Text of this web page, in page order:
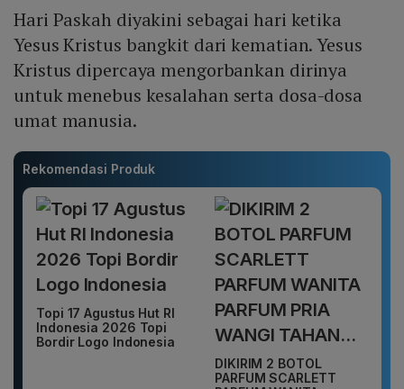
Hari Paskah diyakini sebagai hari ketika
Yesus Kristus bangkit dari kematian. Yesus
Kristus dipercaya mengorbankan dirinya
untuk menebus kesalahan serta dosa-dosa
umat manusia.
Rekomendasi Produk
Topi 17 Agustus Hut RI
Indonesia 2026 Topi
Bordir Logo Indonesia
DIKIRIM 2 BOTOL
PARFUM SCARLETT